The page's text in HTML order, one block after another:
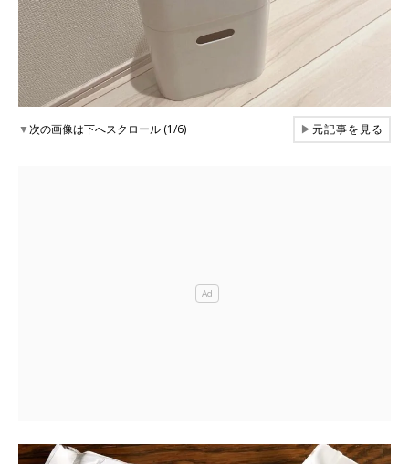
▼次の画像は下へスクロール (1/6) ▶元記事を見る